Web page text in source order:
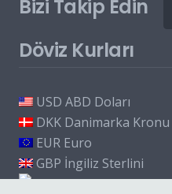
Bizi Takip Edin
Döviz Kurları
USD ABD Doları
DKK Danimarka Kronu
EUR Euro
GBP İngiliz Sterlini
CADKanada Doları